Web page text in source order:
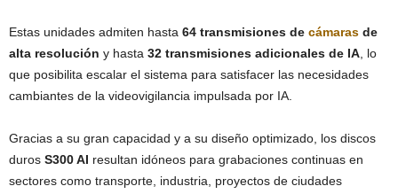
Estas unidades admiten hasta 64 transmisiones de cámaras de
alta resolución y hasta 32 transmisiones adicionales de IA , lo
que posibilita escalar el sistema para satisfacer las necesidades
cambiantes de la videovigilancia impulsada por IA.
Gracias a su gran capacidad y a su diseño optimizado, los discos
duros S300 AI resultan idóneos para grabaciones continuas en
sectores como transporte, industria, proyectos de ciudades